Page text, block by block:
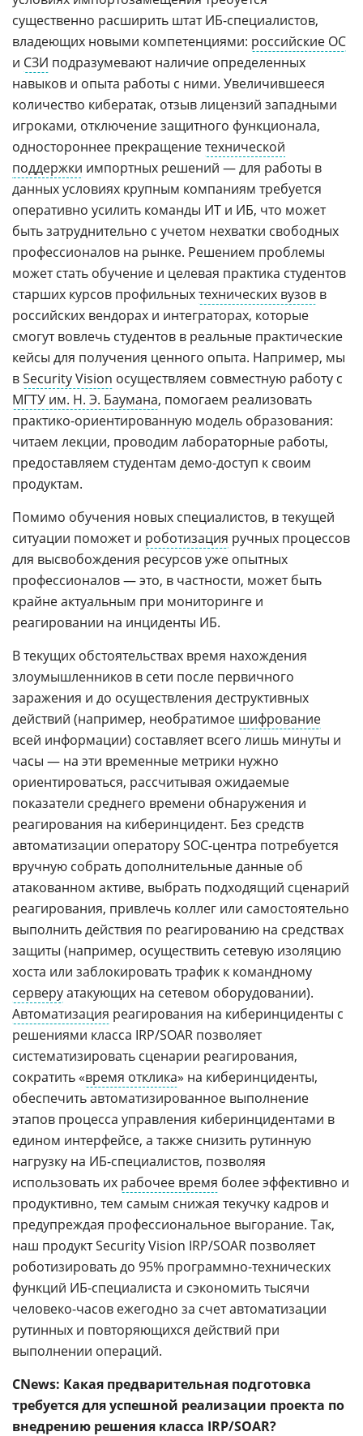
существенно расширить штат ИБ-специалистов,
владеющих новыми компетенциями: российские ОС
и СЗИ подразумевают наличие определенных
навыков и опыта работы с ними. Увеличившееся
количество кибератак, отзыв лицензий западными
игроками, отключение защитного функционала,
одностороннее прекращениетехнической
поддержки импортных решений — для работы в
данных условиях крупным компаниям требуется
оперативно усилить команды ИТ и ИБ, что может
быть затруднительно с учетом нехватки свободных
профессионалов на рынке. Решением проблемы
может стать обучение и целевая практика студентов
старших курсов профильныхтехнических вузов в
российских вендорах и интеграторах, которые
смогут вовлечь студентов в реальные практические
кейсы для получения ценного опыта. Например, мы
вSecurity Vision осуществляем совместную работу с
МГТУ им. Н. Э. Баумана, помогаем реализовать
практико-ориентированную модель образования:
читаем лекции, проводим лабораторные работы,
предоставляем студентам демо-доступ к своим
продуктам.
Помимо обучения новых специалистов, в текущей
ситуации поможет и роботизация ручных процессов
для высвобождения ресурсов уже опытных
профессионалов — это, в частности, может быть
крайне актуальным при мониторинге и
реагировании на инциденты ИБ.
В текущих обстоятельствах время нахождения
злоумышленников в сети после первичного
заражения и до осуществления деструктивных
действий (например, необратимое шифрование
всей информации) составляет всего лишь минуты и
часы — на эти временные метрики нужно
ориентироваться, рассчитывая ожидаемые
показатели среднего времени обнаружения и
реагирования на киберинцидент. Без средств
автоматизации оператору SOC-центра потребуется
вручную собрать дополнительные данные об
атакованном активе, выбрать подходящий сценарий
реагирования, привлечь коллег или самостоятельно
выполнить действия по реагированию на средствах
защиты (например, осуществить сетевую изоляцию
хоста или заблокировать трафик к командному
серверуатакующих на сетевом оборудовании).
Автоматизация реагирования на киберинциденты с
решениями класса IRP/SOAR позволяет
систематизировать сценарии реагирования,
сократить «время отклика» на киберинциденты,
обеспечить автоматизированное выполнение
этапов процесса управления киберинцидентами в
едином интерфейсе, а также снизить рутинную
нагрузку на ИБ-специалистов, позволяя
использовать их рабочее время более эффективно и
продуктивно, тем самым снижая текучку кадров и
предупреждая профессиональное выгорание. Так,
наш продукт Security Vision IRP/SOAR позволяет
роботизировать до 95% программно-технических
функций ИБ-специалиста и сэкономить тысячи
человеко-часов ежегодно за счет автоматизации
рутинных и повторяющихся действий при
выполнении операций.
CNews: Какая предварительная подготовка
требуется для успешной реализации проекта по
внедрению решения класса IRP/SOAR?